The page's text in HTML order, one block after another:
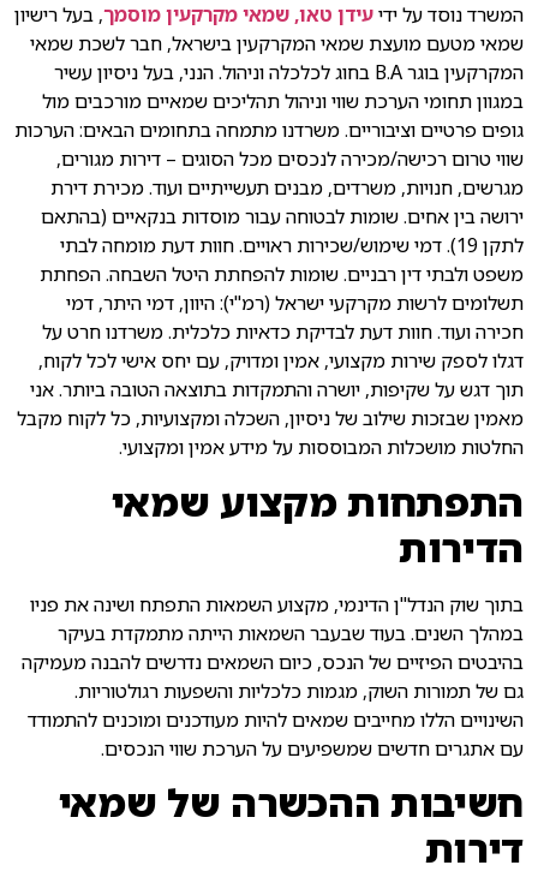
המשרד נוסד על ידיעידן טאו, שמאי מקרקעין מוסמך, בעל רישיון
שמאי מטעם מועצת שמאי המקרקעין בישראל, חבר לשכת שמאי
המקרקעין בוגר B.A בחוג לכלכלה וניהול. הנני, בעל ניסיון עשיר
במגוון תחומי הערכת שווי וניהול תהליכים שמאיים מורכבים מול
גופים פרטיים וציבוריים. משרדנו מתמחה בתחומים הבאים: הערכות
שווי טרום רכישה/מכירה לנכסים מכל הסוגים – דירות מגורים,
מגרשים, חנויות, משרדים, מבנים תעשייתיים ועוד. מכירת דירת
ירושה בין אחים. שומות לבטוחה עבור מוסדות בנקאיים (בהתאם
לתקן 19). דמי שימוש/שכירות ראויים. חוות דעת מומחה לבתי
משפט ולבתי דין רבניים. שומות להפחתת היטל השבחה. הפחתת
תשלומים לרשות מקרקעי ישראל (רמ"י): היוון, דמי היתר, דמי
חכירה ועוד. חוות דעת לבדיקת כדאיות כלכלית. משרדנו חרט על
דגלו לספק שירות מקצועי, אמין ומדויק, עם יחס אישי לכל לקוח,
תוך דגש על שקיפות, יושרה והתמקדות בתוצאה הטובה ביותר. אני
מאמין שבזכות שילוב של ניסיון, השכלה ומקצועיות, כל לקוח מקבל
החלטות מושכלות המבוססות על מידע אמין ומקצועי.
התפתחות מקצוע שמאי
הדירות
בתוך שוק הנדל"ן הדינמי, מקצוע השמאות התפתח ושינה את פניו
במהלך השנים. בעוד שבעבר השמאות הייתה מתמקדת בעיקר
בהיבטים הפיזיים של הנכס, כיום השמאים נדרשים להבנה מעמיקה
גם של תמורות השוק, מגמות כלכליות והשפעות רגולטוריות.
השינויים הללו מחייבים שמאים להיות מעודכנים ומוכנים להתמודד
עם אתגרים חדשים שמשפיעים על הערכת שווי הנכסים.
חשיבות ההכשרה של שמאי
דירות